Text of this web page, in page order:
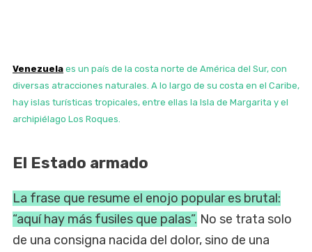
Venezuela es un país de la costa norte de América del Sur, con
diversas atracciones naturales. A lo largo de su costa en el Caribe,
hay islas turísticas tropicales, entre ellas la Isla de Margarita y el
archipiélago Los Roques.
El Estado armado
La frase que resume el enojo popular es brutal:
“aquí hay más fusiles que palas”. No se trata solo
de una consigna nacida del dolor, sino de una